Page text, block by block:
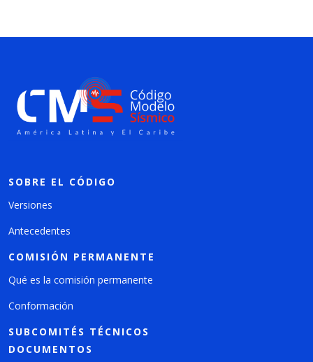
SOBRE EL CÓDIGO
Versiones
Antecedentes
COMISIÓN PERMANENTE
Qué es la comisión permanente
Conformación
SUBCOMITÉS TÉCNICOS
DOCUMENTOS